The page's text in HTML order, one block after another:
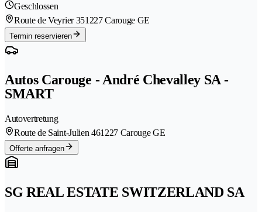
Geschlossen
Route de Veyrier 351227 Carouge GE
Termin reservieren
Autos Carouge - André Chevalley SA -
SMART
Autovertretung
Route de Saint-Julien 461227 Carouge GE
Offerte anfragen
SG REAL ESTATE SWITZERLAND SA